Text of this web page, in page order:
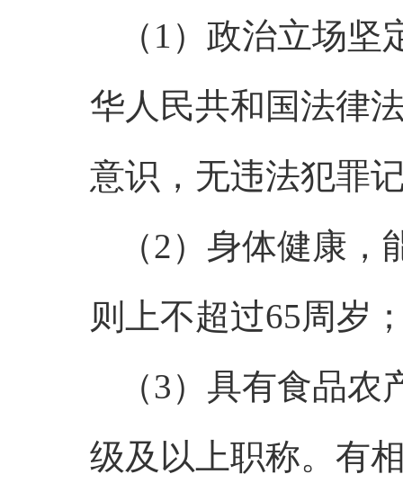
（1）政治立场
华人民共和国法律
意识，无违法犯罪
（2）身体健康
则上不超过65周岁
（3）具有食品
级及以上职称。有